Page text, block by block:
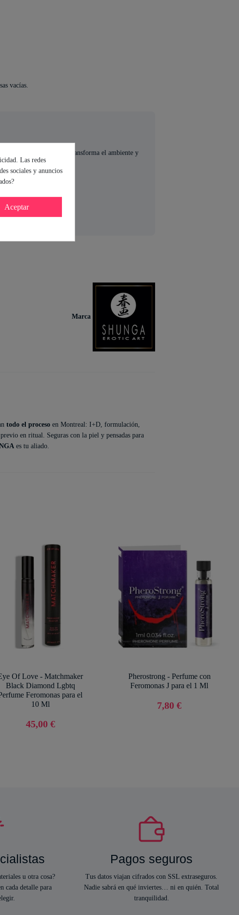
vacías.
cremoso y aromático transforma el ambiente y
ahí.
Marca
todo el proceso en Montreal: I+D, formulación,
en ritual. Seguras con la piel y pensadas para
es tu aliado.
Of Love - Matchmaker
Black Diamond Lgbtq
Feromonas para el
10 Ml
45,00 €
Pherostrong - Perfume con
Feromonas J para el 1 Ml
7,80 €
u otra cosa?
cada detalle para
Pagos seguros
Tus datos viajan cifrados con SSL extraseguros.
Nadie sabrá en qué inviertes… ni en quién. Total
tranquilidad.
Las redes
sociales y anuncios
Aceptar